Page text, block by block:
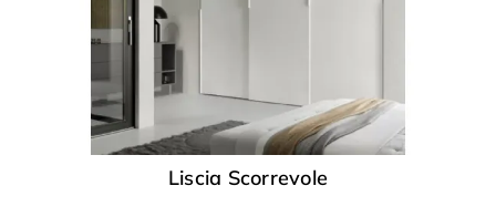
Liscia Scorrevole